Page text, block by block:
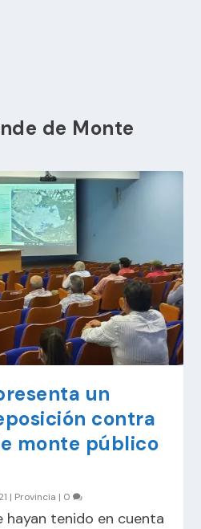
de Monte
un
contra
monte público
| Provincia | 0
hayan tenido en cuenta